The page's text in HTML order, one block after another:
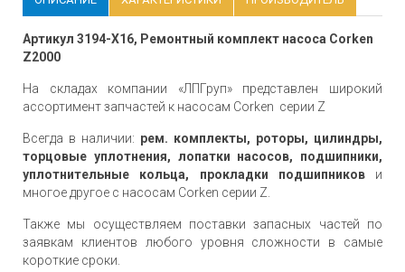
Артикул 3194-Х16, Ремонтный комплект насоса Corken
Z2000
На складах компании «ЛПГруп» представлен широкий
ассортимент запчастей к насосам Corken серии Z
Всегда в наличии: рем. комплекты, роторы, цилиндры,
торцовые уплотнения, лопатки насосов, подшипники,
уплотнительные кольца, прокладки подшипникови
многое другое с насосам Corken серии Z.
Также мы осуществляем поставки запасных частей по
заявкам клиентов любого уровня сложности в самые
короткие сроки.